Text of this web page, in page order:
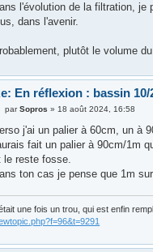
l'évolution de la filtration, je
dans l'avenir.
plutôt le volume
En réflexion : bassin 10/
M
s
a
g
parSopros » 18 août 2024, 16:58
j'ai un palier à 60cm, un à
fait un palier à 90cm/1m
le reste fosse.
ton cas je pense que 1m
une fois un trou, qui est enfin